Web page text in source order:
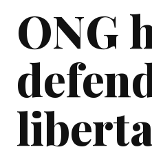
ONG